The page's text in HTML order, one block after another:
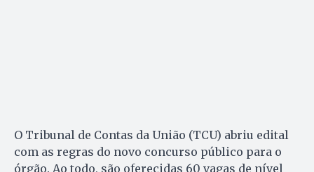
O Tribunal de Contas da União (TCU) abriu edital
com as regras do novo concurso público para o
órgão. Ao todo, são oferecidas 60 vagas de nível